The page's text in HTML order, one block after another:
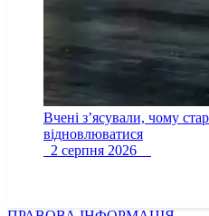
Вчені з’ясували, чому
відновлюватися
2 серпня 2026